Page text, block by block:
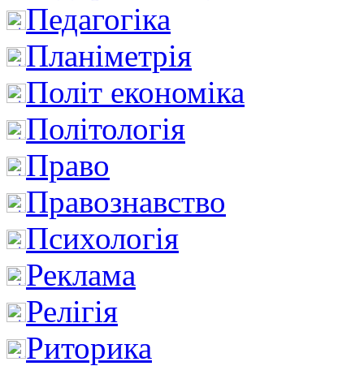
Педагогіка
Планіметрія
Політ економіка
Політологія
Право
Правознавство
Психологія
Реклама
Релігія
Риторика